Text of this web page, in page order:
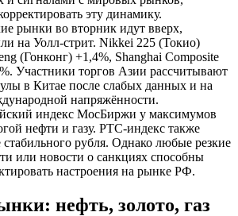
эту динамику.
рынки во вторник идут вверх,
на Уолл-стрит. Nikkei 225 (Токио)
(Гонконг) +1,4%, Shanghai Composite
Участники торгов Азии рассчитывают
в Китае после слабых данных и на
напряжённости.
индекс МосБиржи у максимумов
нефти и газу. РТС-индекс также
стабильного рубля. Однако любые резкие
или новости о санкциях способны
настроения на рынке РФ.
нефть, золото, газ